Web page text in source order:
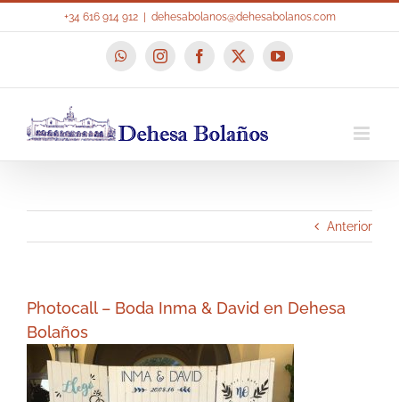
+34 616 914 912 dehesabolanos@dehesabolanos.com
WhatsAppInstagramFacebook
X YouTube
Anterior
Photocall – Boda Inma & David en Dehesa
Bolaños